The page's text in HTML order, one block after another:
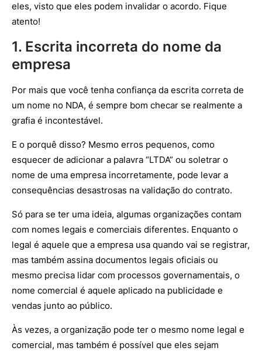
eles, visto que eles podem invalidar o acordo. Fique
atento!
1. Escrita incorreta do nome da
empresa
Por mais que você tenha confiança da escrita correta de
um nome no NDA, é sempre bom checar se realmente a
grafia é incontestável.
E o porquê disso? Mesmo erros pequenos, como
esquecer de adicionar a palavra “LTDA” ou soletrar o
nome de uma empresa incorretamente, pode levar a
consequências desastrosas na validação do contrato.
Só para se ter uma ideia, algumas organizações contam
com nomes legais e comerciais diferentes. Enquanto o
legal é aquele que a empresa usa quando vai se registrar,
mas também assina documentos legais oficiais ou
mesmo precisa lidar com processos governamentais, o
nome comercial é aquele aplicado na publicidade e
vendas junto ao público.
Às vezes, a organização pode ter o mesmo nome legal e
comercial, mas também é possível que eles sejam